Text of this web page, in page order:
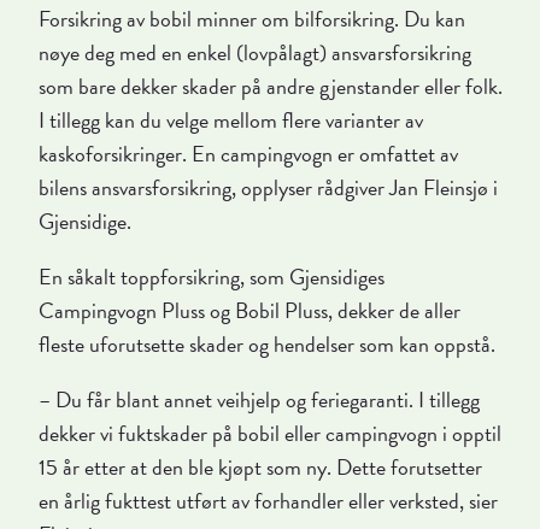
Forsikring av bobil minner om bilforsikring. Du kan
nøye deg med en enkel (lovpålagt) ansvarsforsikring
som bare dekker skader på andre gjenstander eller folk.
I tillegg kan du velge mellom flere varianter av
kaskoforsikringer. En campingvogn er omfattet av
bilens ansvarsforsikring, opplyser rådgiver Jan Fleinsjø i
Gjensidige.
En såkalt toppforsikring, som Gjensidiges
Campingvogn Pluss og Bobil Pluss, dekker de aller
fleste uforutsette skader og hendelser som kan oppstå.
– Du får blant annet veihjelp og feriegaranti. I tillegg
dekker vi fuktskader på bobil eller campingvogn i opptil
15 år etter at den ble kjøpt som ny. Dette forutsetter
en årlig fukttest utført av forhandler eller verksted, sier